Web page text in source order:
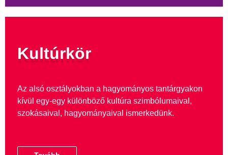
Kultúrkör
Az alsó osztályokban a hagyományos tantárgyakon
kívül egy-egy különböző kultúra szimbólumaival,
szokásaival, hagyományaival ismerkedünk.